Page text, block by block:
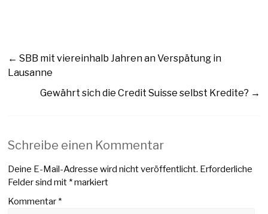
← SBB mit viereinhalb Jahren an Verspätung in
Lausanne
Gewährt sich die Credit Suisse selbst Kredite? →
Schreibe einen Kommentar
Deine E-Mail-Adresse wird nicht veröffentlicht. Erforderliche
Felder sind mit*markiert
Kommentar*